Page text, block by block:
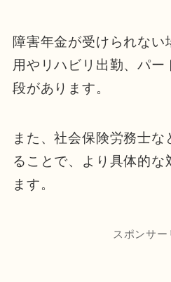
障害年金が受けられない
用やリハビリ出勤、パー
段があります。
また、社会保険労務士
ることで、より具体的な
ます。
スポンサー